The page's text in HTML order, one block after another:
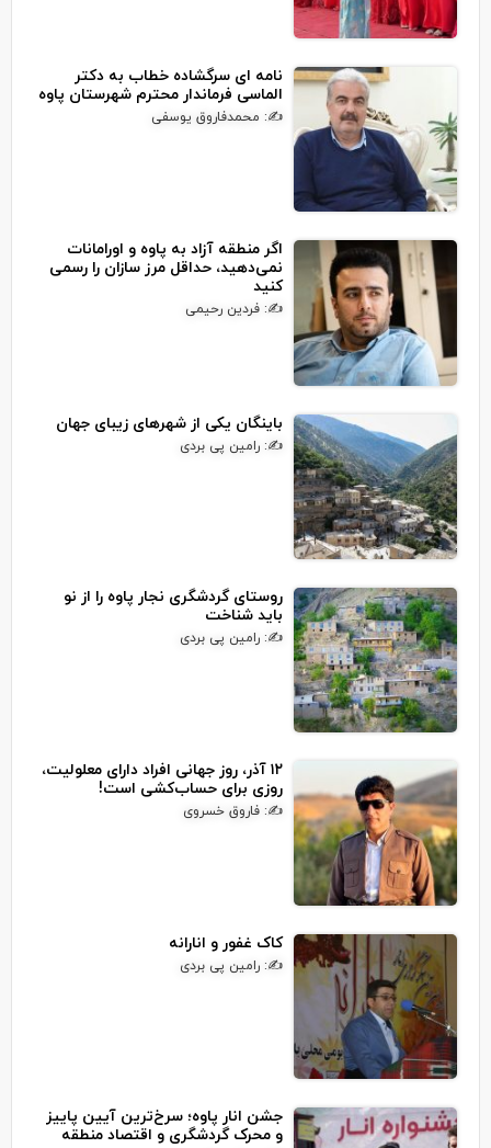
نامه ای سرگشاده خطاب به دکتر
الماسی فرماندار محترم شهرستان پاوه
✍: محمدفاروق یوسفی
اگر منطقه آزاد به پاوه و اورامانات
نمی‌دهید، حداقل مرز سازان را رسمی
کنید
✍: فردین رحیمی
باینگان یکی از شهرهای زیبای جهان
✍: رامین پی بردی
روستای گردشگری نجار پاوه را از نو
باید شناخت
✍: رامین پی بردی
۱۲ آذر، روز جهانی افراد دارای معلولیت،
روزی برای حساب‌کشی است!
✍: فاروق خسروی
کاک غفور و انارانه
✍: رامین پی بردی
جشن انار پاوه؛ سرخ‌ترین آیین پاییز
و محرک گردشگری و اقتصاد منطقه